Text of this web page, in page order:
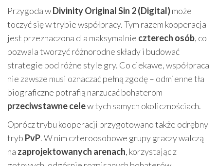
Przygoda wDivinity Original Sin 2 (Digital)może
toczyć się w trybie współpracy. Tym razem kooperacja
jest przeznaczona dla maksymalnie czterech osób, co
pozwala tworzyć różnorodne składy i budować
strategie pod różne style gry. Co ciekawe, współpraca
nie zawsze musi oznaczać pełną zgodę – odmienne tła
biograficzne potrafią narzucać bohaterom
przeciwstawne celew tych samych okolicznościach.
Oprócz trybu kooperacji przygotowano także odrębny
tryb PvP. W nim czteroosobowe grupy graczy walczą
na zaprojektowanych arenach, korzystając z